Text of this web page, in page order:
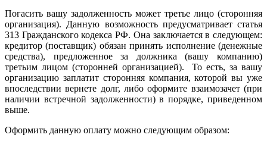
Погасить вашу задолженность может третье лицо (сторонняя
организация). Данную возможность предусматривает статья
313 Гражданского кодекса РФ. Она заключается в следующем:
кредитор (поставщик) обязан принять исполнение (денежные
средства), предложенное за должника (вашу компанию)
третьим лицом (сторонней организацией). То есть, за вашу
организацию заплатит сторонняя компания, которой вы уже
впоследствии вернете долг, либо оформите взаимозачет (при
наличии встречной задолженности) в порядке, приведенном
выше.
Оформить данную оплату можно следующим образом: